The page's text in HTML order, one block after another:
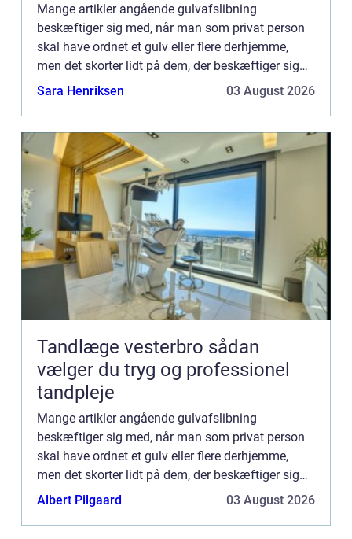
Mange artikler angående gulvafslibning
beskæftiger sig med, når man som privat person
skal have ordnet et gulv eller flere derhjemme,
men det skorter lidt på dem, der beskæftiger sig
med, hvordan det er med at tage sig a...
Sara Henriksen 03 August 2026
Tandlæge vesterbro sådan
vælger du tryg og professionel
tandpleje
Mange artikler angående gulvafslibning
beskæftiger sig med, når man som privat person
skal have ordnet et gulv eller flere derhjemme,
men det skorter lidt på dem, der beskæftiger sig
med, hvordan det er med at tage sig a...
Albert Pilgaard 03 August 2026